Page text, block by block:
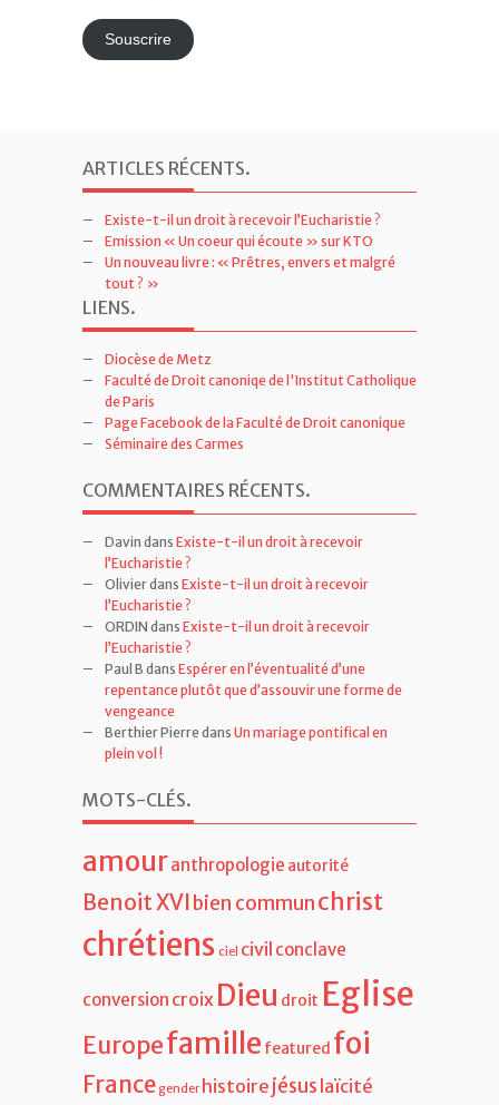
mailSouscrire
ARTICLES RÉCENTS.
Existe-t-il un droit à recevoir l’Eucharistie ?
Emission « Un coeur qui écoute » sur KTO
Un nouveau livre : « Prêtres, envers et malgré
tout ? »
LIENS.
Diocèse de Metz
Faculté de Droit canoniqe de l'Institut Catholique
de Paris
Page Facebook de la Faculté de Droit canonique
Séminaire des Carmes
COMMENTAIRES RÉCENTS.
Davin dans Existe-t-il un droit à recevoir
l’Eucharistie ?
Olivierdans Existe-t-il un droit à recevoir
l’Eucharistie ?
ORDIN dans Existe-t-il un droit à recevoir
l’Eucharistie ?
Paul B dans Espérer en l’éventualité d’une
repentance plutôt que d’assouvir une forme de
vengeance
Berthier Pierredans Un mariage pontifical en
plein vol !
MOTS-CLÉS.
amouranthropologie autorité
Benoit XVIbien communchrist
chrétiens ciel civil conclave
conversion croix Dieu droit Eglise
Europefamille featured foi
Francegender histoire jésus laïcité